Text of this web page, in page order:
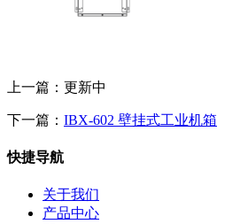
上一篇：更新中
下一篇： IBX-602 壁挂式工业机箱
快捷导航
关于我们
产品中心